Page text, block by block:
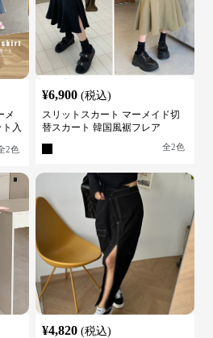
メ
入
2色
¥6,900 (税込)
スリットスカート マーメイド切
替スカート 韓国風裾フレア
全2色
¥4,820 (税込)